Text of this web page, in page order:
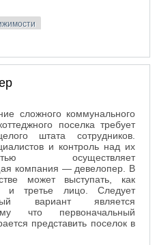
сложного коммунального
поселка требует
штата сотрудников.
и контроль над их
осуществляет
компания — девелопер. В
может выступать, как
и третье лицо. Следует
вариант является
что первоначальный
представить поселок в